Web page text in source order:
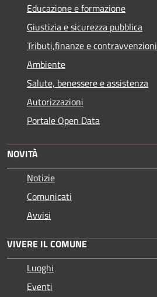
Educazione e formazione
Giustizia e sicurezza pubblica
Tributi,finanze e contravvenzioni
Ambiente
Salute, benessere e assistenza
Autorizzazioni
Portale Open Data
NOVITÀ
Notizie
Comunicati
Avvisi
VIVERE IL COMUNE
Luoghi
Eventi